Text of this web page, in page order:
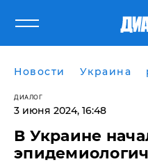
Новости Украина
ДИАЛОГ
3 июня 2024, 16:48
В Украине